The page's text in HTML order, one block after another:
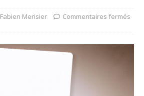
Fabien Merisier Commentaires fermés